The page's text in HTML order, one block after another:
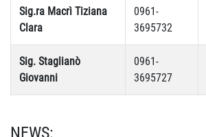
Sig.ra Macrì Tiziana
Clara
0961-
3695732
Sig. Staglianò
Giovanni
0961-
3695727
NEWS: